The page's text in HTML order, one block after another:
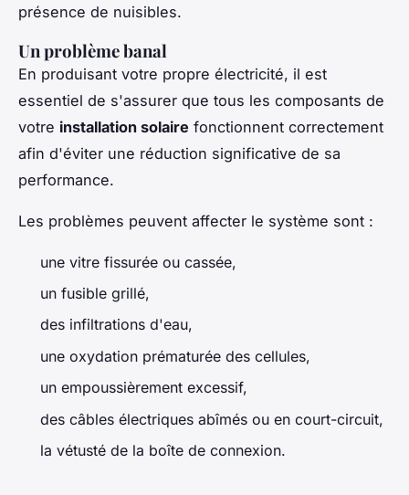
présence de nuisibles.
Un problème banal
En produisant votre propre électricité, il est
essentiel de s'assurer que tous les composants de
votre installation solaire fonctionnent correctement
afin d'éviter une réduction significative de sa
performance.
Les problèmes peuvent affecter le système sont :
une vitre fissurée ou cassée,
un fusible grillé,
des infiltrations d'eau,
une oxydation prématurée des cellules,
un empoussièrement excessif,
des câbles électriques abîmés ou en court-circuit,
la vétusté de la boîte de connexion.